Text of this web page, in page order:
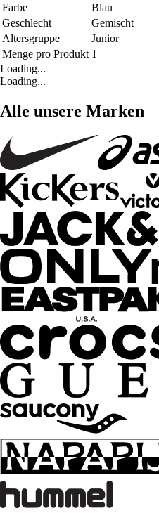
Farbe
Blau
Geschlecht
Gemischt
Altersgruppe
Junior
Menge pro Produkt 1
Loading...
Loading...
Alle unsere Marken